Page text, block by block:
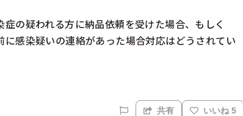
の疑われる方に納品依頼を受けた場合、もしく
感染疑いの連絡があった場合対応はどうされてい
共有 いいね 5